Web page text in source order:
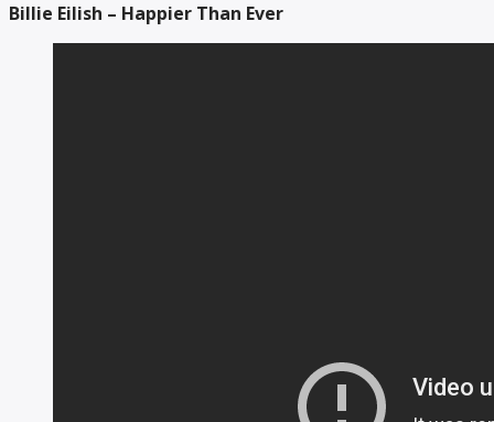
Billie Eilish – Happier Than Ever